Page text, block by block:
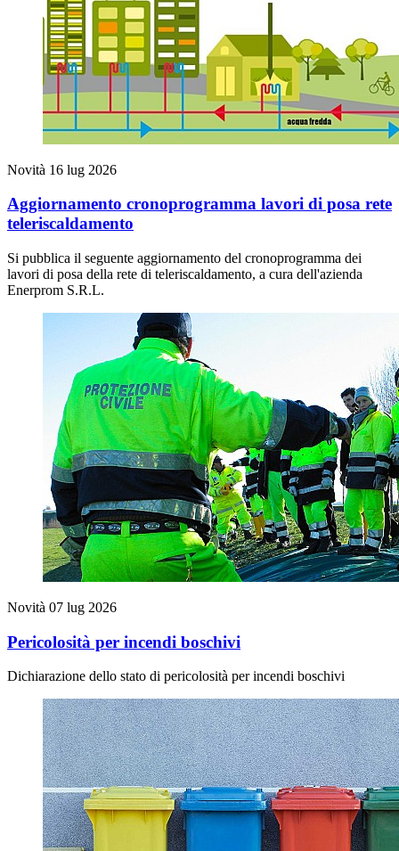
Novità 16 lug 2026
Aggiornamento cronoprogramma lavori di posa rete
teleriscaldamento
Si pubblica il seguente aggiornamento del cronoprogramma dei
lavori di posa della rete di teleriscaldamento, a cura dell'azienda
Enerprom S.R.L.
Novità 07 lug 2026
Pericolosità per incendi boschivi
Dichiarazione dello stato di pericolosità per incendi boschivi